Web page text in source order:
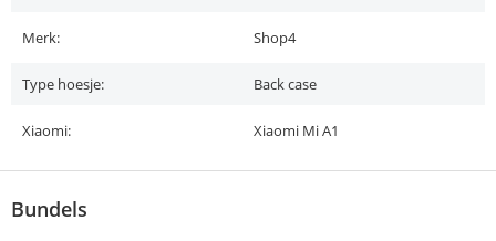
Merk: Shop4
Type hoesje: Back case
Xiaomi: Xiaomi Mi A1
Bundels